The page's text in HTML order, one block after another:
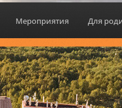
Мероприятия Для